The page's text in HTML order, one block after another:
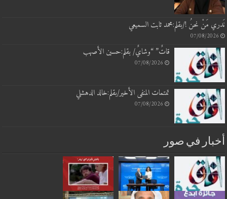
مَنْ نحنُ !/بقلم:محمد ثابت السميعي
07/08/
قاتٌ” “وشايٌ/ بقلم:حسين الأصهب
07/08/2026
تمتمات المنفى الأخير/بقلم:خالد الدهشلي
07/08/2026
في صور